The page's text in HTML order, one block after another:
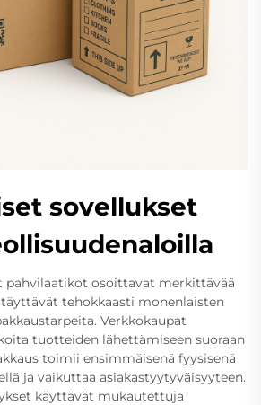
sovellukset
pahvilaatikot osoittavat merkittävää
tehokkaasti monenlaisten
Verkkokaupat
tuotteiden lähettämiseen suoraan
toimii ensimmäisenä fyysisenä
ja vaikuttaa asiakastyytyväisyyteen.
käyttävät mukautettuja